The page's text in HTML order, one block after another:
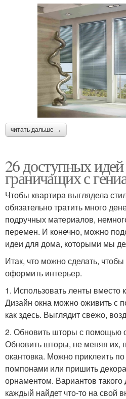
читать дальше →
26 доступных
граничащих с
Чтобы квартира выглядела
обязательно тратить много
подручных материалов,
перемен. И конечно, можно
идеи для дома, которыми мы
Итак, что можно сделать,
оформить интерьер.
1. Использовать ленты вместо
Дизайн окна можно оживить с
как здесь. Выглядит свежо,
2. Обновить шторы с помощью
Обновить шторы, не меняя их,
окантовка. Можно приклеить
помпонами или пришить
орнаментом. Вариантов
каждый найдет что-то на свой